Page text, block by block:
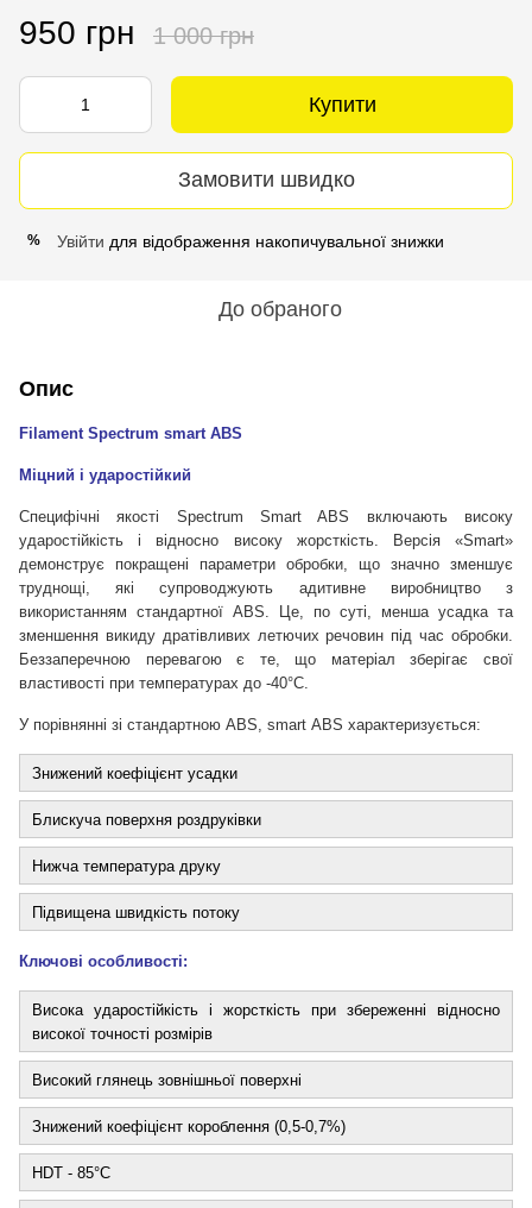
950 грн 1 000 грн
Купити
Замовити швидко
% Увійти для відображення накопичувальної знижки
До обраного
Опис
Filament Spectrum smart ABS
Міцний і ударостійкий
Специфічні якості Spectrum Smart ABS включають високу
ударостійкість і відносно високу жорсткість. Версія «Smart»
демонструє покращені параметри обробки, що значно зменшує
труднощі, які супроводжують адитивне виробництво з
використанням стандартної ABS. Це, по суті, менша усадка та
зменшення викиду дратівливих летючих речовин під час обробки.
Беззаперечною перевагою є те, що матеріал зберігає свої
властивості при температурах до -40°C.
У порівнянні зі стандартною ABS, smart ABS характеризується:
Знижений коефіцієнт усадки
Блискуча поверхня роздруківки
Нижча температура друку
Підвищена швидкість потоку
Ключові особливості:
Висока ударостійкість і жорсткість при збереженні відносно
високої точності розмірів
Високий глянець зовнішньої поверхні
Знижений коефіцієнт короблення (0,5-0,7%)
HDT - 85°C